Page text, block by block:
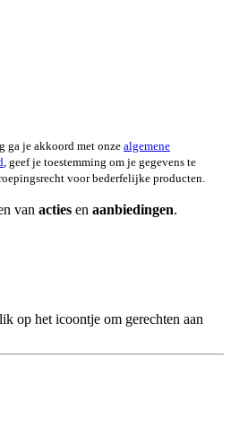
ga je akkoord met onze algemene
, geef je toestemming om je gegevens te
voor bederfelijke producten.
van acties en aanbiedingen.
op het icoontje om gerechten aan